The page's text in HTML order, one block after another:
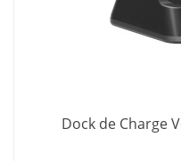
Dock de Charge